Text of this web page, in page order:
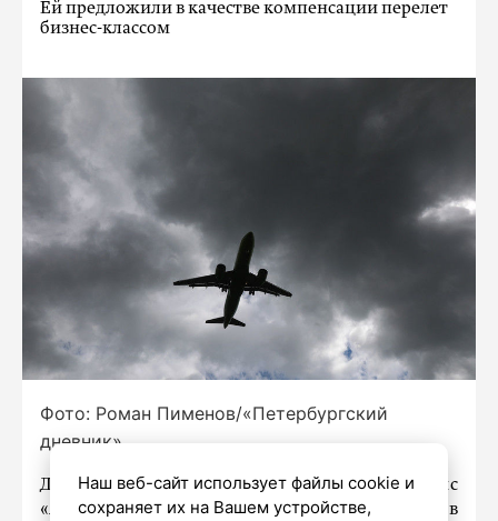
Ей предложили в качестве компенсации перелет
бизнес-классом
Фото: Роман Пименов/«Петербургский
дневник»
Девочку-подростка не пустили на рейс
«Аэрофлота». Самолет летел из Самары в
Наш веб-сайт использует файлы cookie и
сохраняет их на Вашем устройстве,